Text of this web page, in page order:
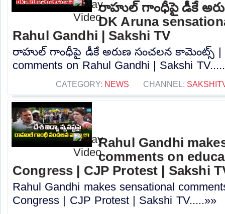
రాహుల్ గాంధీపై డీకే
DK Aruna
Rahul Gandhi | Sakshi TV
రాహుల్ గాంధీపై డీకే అరుణ సంచలన కామెంట్స్ |
comments on Rahul Gandhi | Sakshi
CATEGORY: NEWS CHANNEL:
Rahul Gandhi
comments on
Congress | CJP Protest | Sakshi
Rahul Gandhi makes sensational
Congress | CJP Protest | Sakshi TV.....»»